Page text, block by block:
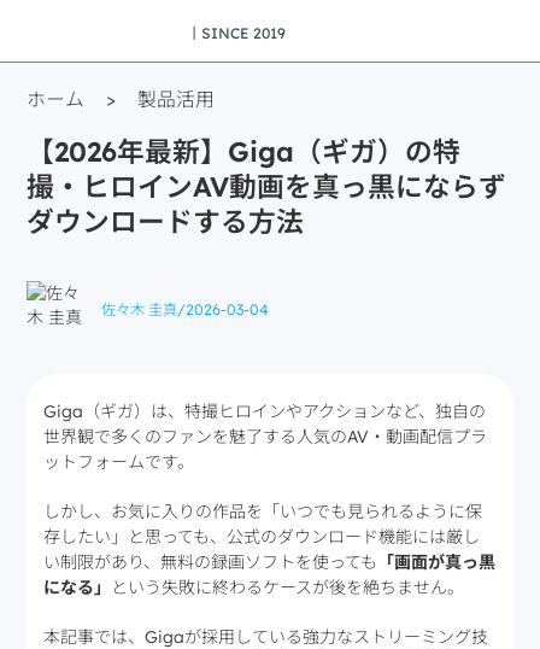
丨SINCE 2019
ホーム > 製品活用
【2026年最新】Giga（ギガ）の特
撮・ヒロインAV動画を真っ黒にならず
ダウンロードする方法
佐々木 圭真/2026-03-04
Giga（ギガ）は、特撮ヒロインやアクションなど、独自の
世界観で多くのファンを魅了する人気のAV・動画配信プラ
ットフォームです。
しかし、お気に入りの作品を「いつでも見られるように保
存したい」と思っても、公式のダウンロード機能には厳し
い制限があり、無料の録画ソフトを使っても
「画面が真っ黒
になる」
という失敗に終わるケースが後を絶ちません。
本記事では、Gigaが採用している強力なストリーミング技